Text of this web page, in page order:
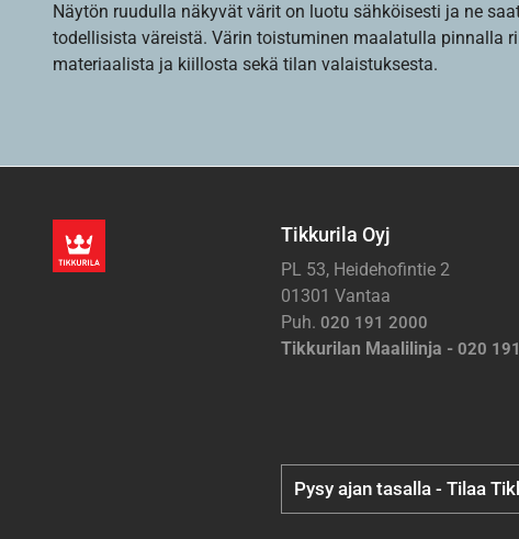
Näytön ruudulla näkyvät värit on luotu sähköisesti ja ne
todellisista väreistä. Värin toistuminen maalatulla pinnalla
materiaalista ja kiillosta sekä tilan valaistuksesta.
Tikkurila Oyj
PL 53, Heidehofintie 2
01301 Vantaa
Puh. 020 191 2000
Tikkurilan Maalilinja - 020
Pysy ajan tasalla - Tilaa